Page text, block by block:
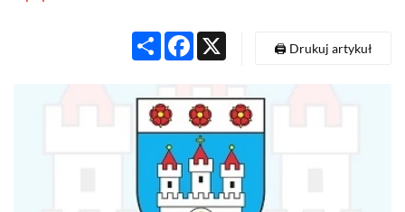
Share Facebook
🖨️ Drukuj artykuł